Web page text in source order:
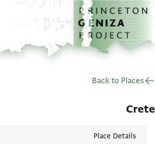
דילוג לתוכן
דף הבית
Back to Places
Crete